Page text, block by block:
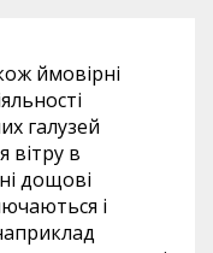
ймовірні
галузей
вітру в
дощові
і